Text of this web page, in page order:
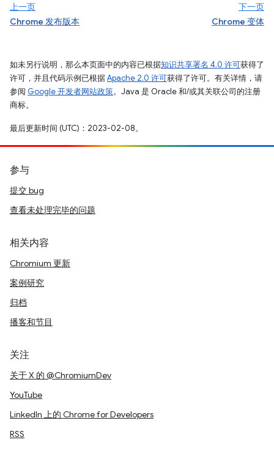
上一页
Chrome 发布版本
下一页
Chrome 变体
如未另行说明，那么本页面中的内容已根据知识共享署名 4.0 许可获得了
许可，并且代码示例已根据Apache 2.0 许可获得了许可。有关详情，请
参阅 Google 开发者网站政策。Java 是 Oracle 和/或其关联公司的注册
商标。
最后更新时间 (UTC)：2023-02-08。
参与
提交 bug
查看未处理完毕的问题
相关内容
Chromium 更新
案例研究
归档
播客和节目
关注
关于 X 的 @ChromiumDev
YouTube
LinkedIn 上的 Chrome for Developers
RSS